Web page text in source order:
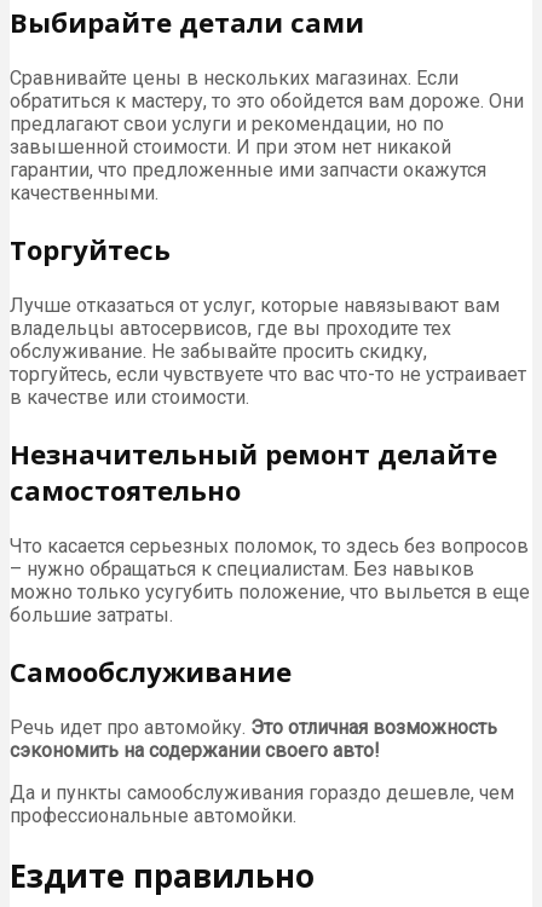
Выбирайте детали сами
Сравнивайте цены в нескольких магазинах. Если
обратиться к мастеру, то это обойдется вам дороже. Они
предлагают свои услуги и рекомендации, но по
завышенной стоимости. И при этом нет никакой
гарантии, что предложенные ими запчасти окажутся
качественными.
Торгуйтесь
Лучше отказаться от услуг, которые навязывают вам
владельцы автосервисов, где вы проходите тех
обслуживание. Не забывайте просить скидку,
торгуйтесь, если чувствуете что вас что-то не устраивает
в качестве или стоимости.
Незначительный ремонт делайте
самостоятельно
Что касается серьезных поломок, то здесь без вопросов
– нужно обращаться к специалистам. Без навыков
можно только усугубить положение, что выльется в еще
большие затраты.
Самообслуживание
Речь идет про автомойку. Это отличная возможность
сэкономить на содержании своего авто!
Да и пункты самообслуживания гораздо дешевле, чем
профессиональные автомойки.
Ездите правильно